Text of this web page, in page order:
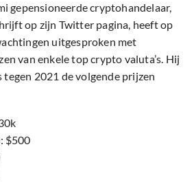
gepensioneerde cryptohandelaar,
op zijn Twitter pagina, heeft op
uitgesproken met
van enkele top crypto valuta’s. Hij
2021 de volgende prijzen
$500